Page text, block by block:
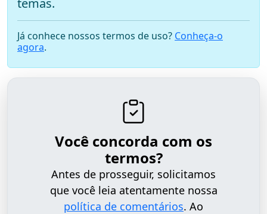
Já conhece nossos termos de uso? Conheça-o
agora.
Você concorda com os
termos?
Antes de prosseguir, solicitamos
que você leia atentamente nossa
política de comentários. Ao